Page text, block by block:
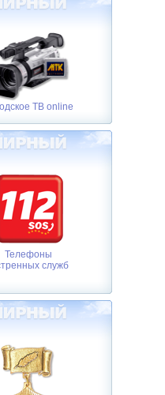
ТВ online
Телефоны
служб